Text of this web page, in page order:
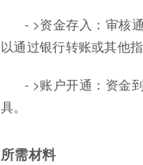
- >资金存入：审核
以通过银行转账或其他指
- >账户开通：资金
具。
所需材料